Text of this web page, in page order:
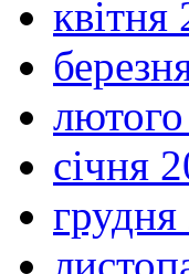
січня